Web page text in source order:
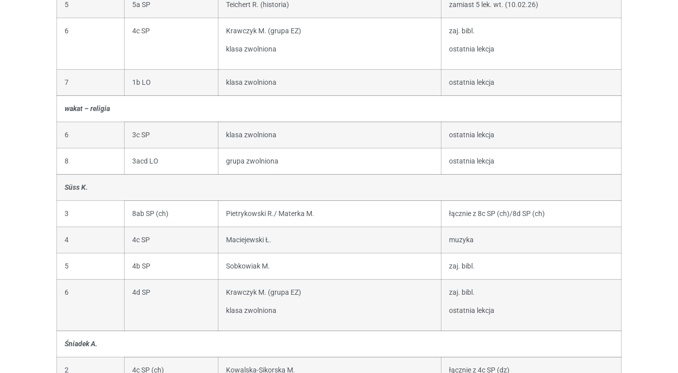
5 5a SP Teichert R. (historia) zamiast 5 lek. wt. (10.02.26)
6 4c SP Krawczyk M. (grupa EZ)
klasa zwolniona
zaj. bibl.
ostatnia lekcja
7 1b LO klasa zwolniona ostatnia lekcja
wakat – religia
6 3c SP klasa zwolniona ostatnia lekcja
8 3acd LO grupa zwolniona ostatnia lekcja
Süss K.
3 8ab SP (ch) Pietrykowski R./ Materka M. łącznie z 8c SP (ch)/8d SP (ch)
4 4c SP Maciejewski Ł. muzyka
5 4b SP Sobkowiak M. zaj. bibl.
6 4d SP Krawczyk M. (grupa EZ)
klasa zwolniona
zaj. bibl.
ostatnia lekcja
Śniadek A.
2 4c SP (ch) Kowalska-Sikorska M. łącznie z 4c SP (dz)